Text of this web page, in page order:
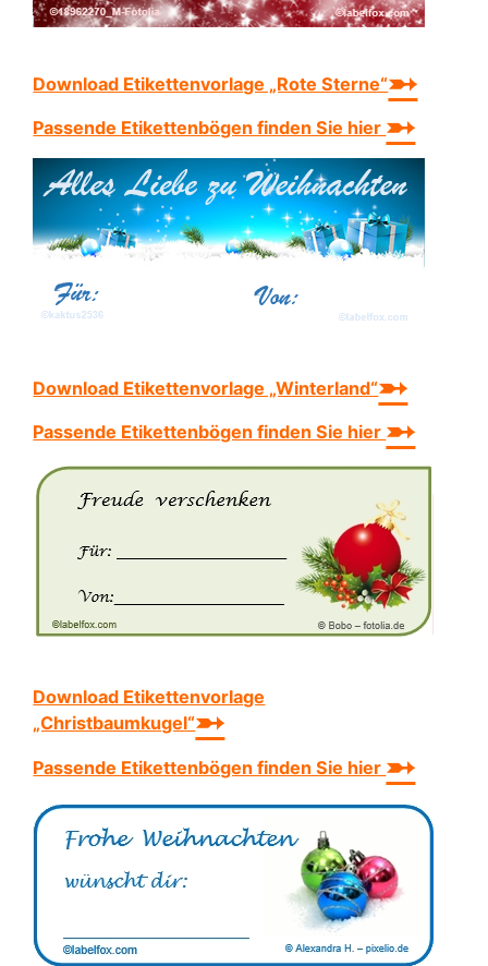
Download Etikettenvorlage „Rote Sterne“➵
Passende Etikettenbögen finden Sie hier ➵
Download Etikettenvorlage „Winterland“➵
Passende Etikettenbögen finden Sie hier ➵
Download Etikettenvorlage
„Christbaumkugel“➵
Passende Etikettenbögen finden Sie hier ➵